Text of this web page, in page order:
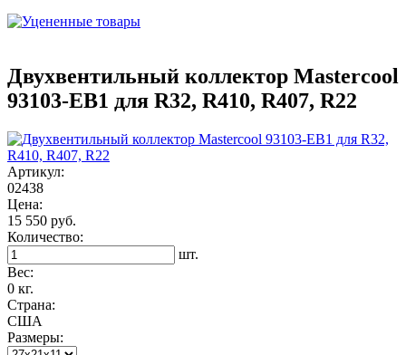
Двухвентильный коллектор Mastercool
93103-EB1 для R32, R410, R407, R22
Артикул:
02438
Цена:
15 550 руб.
Количество:
шт.
Вес:
0 кг.
Страна:
США
Размеры: